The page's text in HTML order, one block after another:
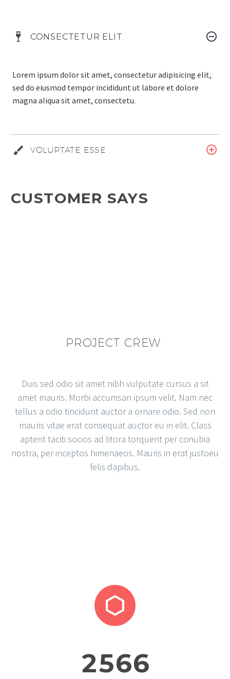
CONSECTETUR ELIT
Lorem ipsum dolor sit amet, consectetur adipisicing elit,
sed do eiusmod tempor incididunt ut labore et dolore
magna aliqua sit amet, consectetu.
VOLUPTATE ESSE
CUSTOMER SAYS
PROJECT CREW
Duis sed odio sit amet nibh vulputate cursus a sit
amet mauris. Morbi accumsan ipsum velit. Nam nec
tellus a odio tincidunt auctor a ornare odio. Sed non
mauris vitae erat consequat auctor eu in elit. Class
aptent taciti socios ad litora torquent per conubia
nostra, per inceptos himenaeos. Mauris in erat justoeu
felis dapibus.


2566